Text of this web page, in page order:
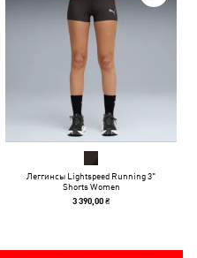
Леггинсы Lightspeed Running 3"
Shorts Women
3 390,00 ₴